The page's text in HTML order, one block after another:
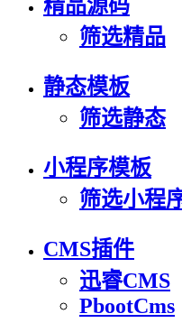
精品源码
筛选精品
静态模板
筛选静态
小程序模板
筛选小程
CMS插件
迅睿CMS
PbootCms